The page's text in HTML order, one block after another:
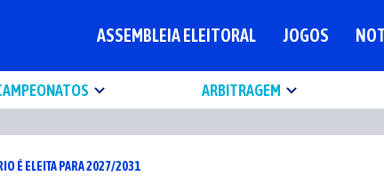
ASSEMBLEIA ELEITORAL JOGOS
ARBITRAGEM
É ELEITA PARA 2027/2031